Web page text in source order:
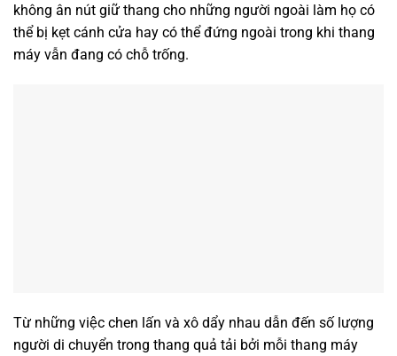
không ân nút giữ thang cho những người ngoài làm họ có
thể bị kẹt cánh cửa hay có thể đứng ngoài trong khi thang
máy vẫn đang có chỗ trống.
Từ những việc chen lấn và xô dẩy nhau dẫn đến số lượng
người di chuyển trong thang quả tải bởi mỗi thang máy